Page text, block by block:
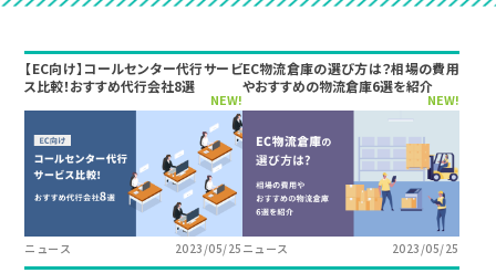
【EC向け】コールセンター代行サービ
ス比較！おすすめ代行会社8選
NEW!
ニュース 2023/05/25
EC物流倉庫の選び方は？相場の費用
やおすすめの物流倉庫6選を紹介
NEW!
ニュース 2023/05/25